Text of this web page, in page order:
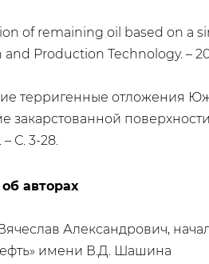
of remaining oil based on a
Production Technology. –
терригенные отложения
закарстованной
С. 3-28.
авторах
Александрович,
имени В.Д. Шашина